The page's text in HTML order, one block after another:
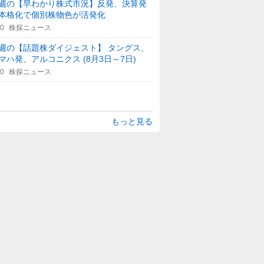
の【早わかり株式市況】反発、決算発
格化で個別株物色が活発化
株探ニュース
の【話題株ダイジェスト】 タングス、
ハ発、アルコニクス (8月3日～7日)
株探ニュース
もっと見る